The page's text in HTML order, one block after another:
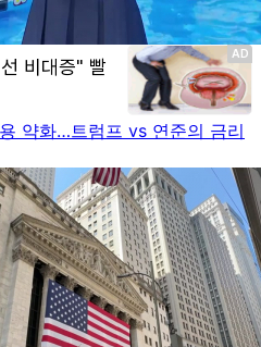
약화…트럼프 vs 연준의 금리